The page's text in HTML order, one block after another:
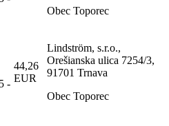
Obec Toporec
-
44,26
EUR
Lindström, s.r.o.,
Orešianska ulica 7254/3,
91701 Trnava
Obec Toporec